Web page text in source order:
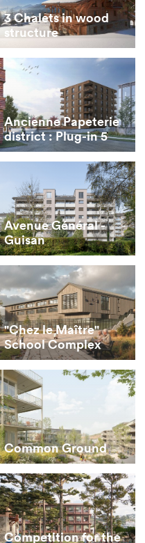
3 Chalets in wood
structure
Ancienne Papeterie
district : Plug-in 5
Avenue Général -
Guisan
"Chez le Maître"
School Complex
Common Ground
Competition for the